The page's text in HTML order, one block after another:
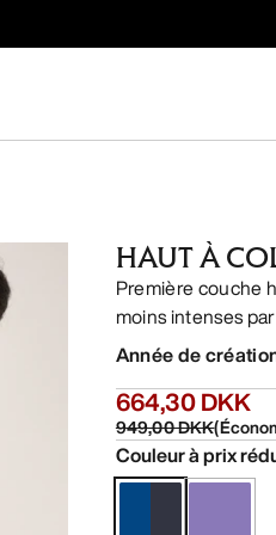
HAUT À
Première couche
moins intenses
Année de
664,30 DKK
949,00 DKK(
Couleur à prix